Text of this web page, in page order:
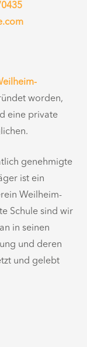
worden,
eine private
genehmigte
ist ein
Weilheim-
Schule sind wir
in seinen
und deren
und gelebt